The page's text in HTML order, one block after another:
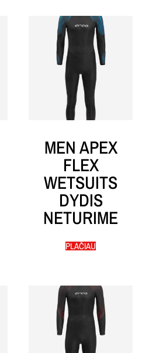
MEN APEX
FLEX
WETSUITS
DYDIS
NETURIME
PLAČIAU